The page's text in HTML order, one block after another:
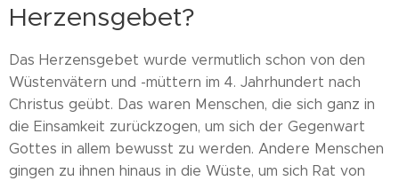
Herzensgebet?
Das Herzensgebet wurde vermutlich schon von den
Wüstenvätern und -müttern im 4. Jahrhundert nach
Christus geübt. Das waren Menschen, die sich ganz in
die Einsamkeit zurückzogen, um sich der Gegenwart
Gottes in allem bewusst zu werden. Andere Menschen
gingen zu ihnen hinaus in die Wüste, um sich Rat von